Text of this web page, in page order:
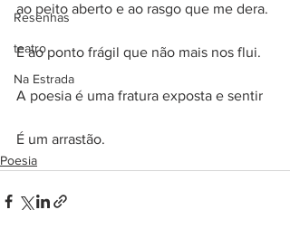
Resenhas
teatro
Na Estrada
ao peito aberto e ao rasgo que me dera.
E ao ponto frágil que não mais nos flui.
A poesia é uma fratura exposta e sentir
É um arrastão.
Poesia